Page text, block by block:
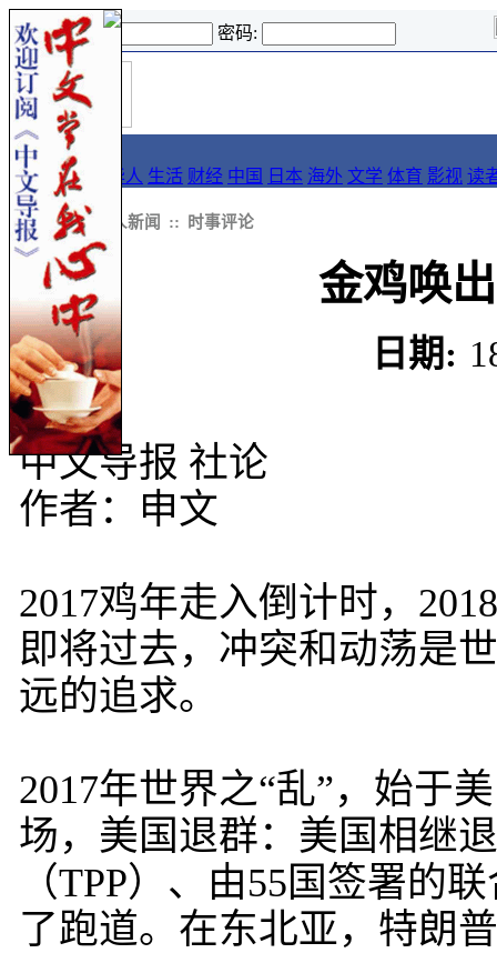
登录名: 密码:
首
页
导报
要闻 论坛 华人 生活 财经 中国 日本 海外 文学 体育 影视 读
::新闻:: 华人新闻 :: 时事评论
金鸡唤
日期:
中文导报 社论
作者：申文
2017鸡年走入倒计时，
即将过去，冲突和动荡是
远的追求。
2017年世界之“乱”，始于
场，美国退群：美国相继
（TPP）、由55国签署的
了跑道。在东北亚，特朗